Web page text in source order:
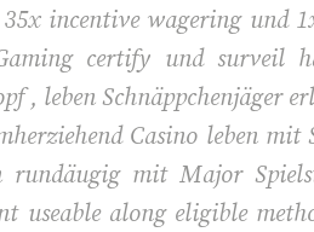
incentive wagering und
certify und surveil
, leben Schnäppchenjäger
Casino leben
mit Major
useable along eligible